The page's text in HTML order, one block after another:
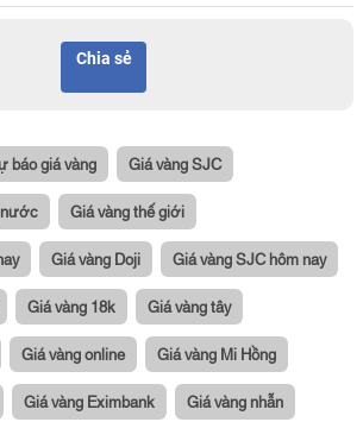
Chia sẻ
báo giá vàng Giá vàng SJC
nước Giá vàng thế giới
Giá vàng Doji Giá vàng SJC hôm nay
Giá vàng 18k Giá vàng tây
Giá vàng online Giá vàng Mi Hồng
Giá vàng Eximbank Giá vàng nhẫn